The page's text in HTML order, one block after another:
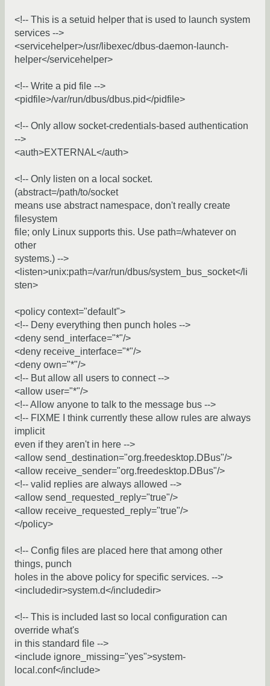
<!-- This is a setuid helper that is used to launch system
services -->
<servicehelper>/usr/libexec/dbus-daemon-launch-
helper</servicehelper>
<!-- Write a pid file -->
<pidfile>/var/run/dbus/dbus.pid</pidfile>
<!-- Only allow socket-credentials-based authentication
-->
<auth>EXTERNAL</auth>
<!-- Only listen on a local socket.
(abstract=/path/to/socket
means use abstract namespace, don't really create
filesystem
file; only Linux supports this. Use path=/whatever on
other
systems.) -->
<listen>unix:path=/var/run/dbus/system_bus_socket</li
sten>
<policy context="default">
<!-- Deny everything then punch holes -->
<deny send_interface="*"/>
<deny receive_interface="*"/>
<deny own="*"/>
<!-- But allow all users to connect -->
<allow user="*"/>
<!-- Allow anyone to talk to the message bus -->
<!-- FIXME I think currently these allow rules are always
implicit
even if they aren't in here -->
<allow send_destination="org.freedesktop.DBus"/>
<allow receive_sender="org.freedesktop.DBus"/>
<!-- valid replies are always allowed -->
<allow send_requested_reply="true"/>
<allow receive_requested_reply="true"/>
</policy>
<!-- Config files are placed here that among other
things, punch
holes in the above policy for specific services. -->
<includedir>system.d</includedir>
<!-- This is included last so local configuration can
override what's
in this standard file -->
<include ignore_missing="yes">system-
local.conf</include>